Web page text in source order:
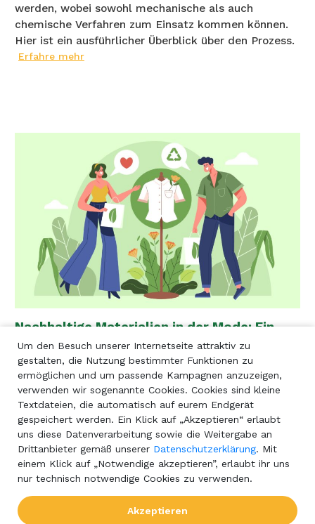
werden, wobei sowohl mechanische als auch
chemische Verfahren zum Einsatz kommen können.
Hier ist ein ausführlicher Überblick über den Prozess.
Erfahre mehr
Nachhaltige Materialien in der Mode: Ein
Blick auf umweltfreundliche Alternativen
Die Modebranche erlebt einen bedeutenden Wandel.
Nachhaltige Materialien, die nicht nur die Umwelt
schonen, sondern auch die Lebensbedingungen der
Menschen verbessern, die an ihrer Herstellung
beteiligt sind, rücken in den Vordergrund. Von
Bambus bis hin zu Bio-Baumwolle, Tencel und Hanf –
das Interesse an umweltfreundlichen Materialien, die
weniger Ressourcen verbrauchen, nimmt stetig zu.
Um den Besuch unserer Internetseite attraktiv zu
gestalten, die Nutzung bestimmter Funktionen zu
ermöglichen und um passende Kampagnen anzuzeigen,
verwenden wir sogenannte Cookies. Cookies sind kleine
Textdateien, die automatisch auf eurem Endgerät
gespeichert werden. Ein Klick auf „Akzeptieren“ erlaubt
uns diese Datenverarbeitung sowie die Weitergabe an
Drittanbieter gemäß unserer Datenschutzerklärung. Mit
einem Klick auf „Notwendige akzeptieren”, erlaubt ihr uns
nur technisch notwendige Cookies zu verwenden.
Akzeptieren